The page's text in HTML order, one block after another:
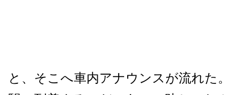
と、そこへ車内アナウンスが流れた